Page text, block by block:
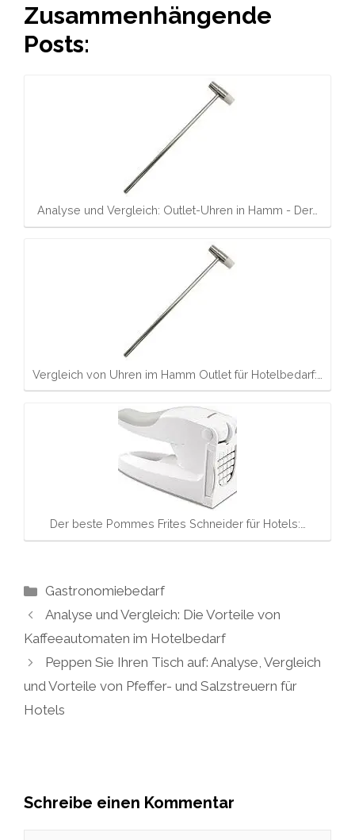
Zusammenhängende
Posts:
Analyse und Vergleich: Outlet-Uhren in Hamm - Der…
Vergleich von Uhren im Hamm Outlet für Hotelbedarf:…
Der beste Pommes Frites Schneider für Hotels:…
Kategorien
Gastronomiebedarf
Analyse und Vergleich: Die Vorteile von
Kaffeeautomaten im Hotelbedarf
Peppen Sie Ihren Tisch auf: Analyse, Vergleich
und Vorteile von Pfeffer- und Salzstreuern für
Hotels
Schreibe einen Kommentar